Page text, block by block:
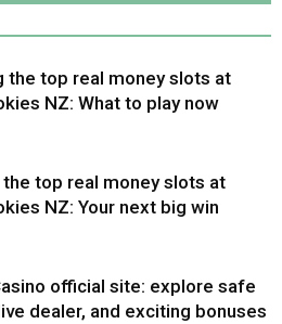
the top real money slots at
NZ: What to play now
the top real money slots at
NZ: Your next big win
official site: explore safe
dealer, and exciting bonuses